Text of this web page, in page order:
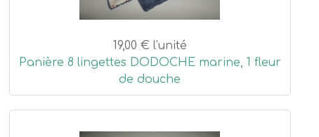
19,00 € l'unité
Panière 8 lingettes DODOCHE marine, 1 fleur
de douche